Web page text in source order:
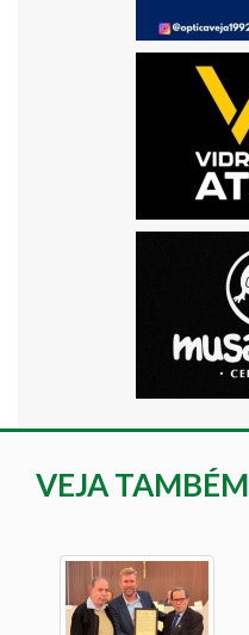
VEJA TAMBÉM